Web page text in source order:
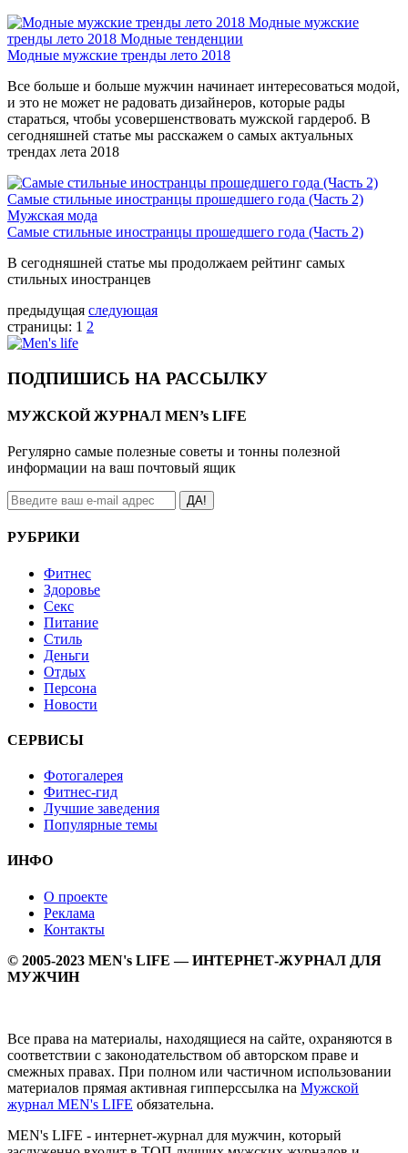
Модные мужские
тренды лето 2018 Модные тенденции
Модные мужские тренды лето 2018
Все больше и больше мужчин начинает интересоваться модой,
и это не может не радовать дизайнеров, которые рады
стараться, чтобы усовершенствовать мужской гардероб. В
сегодняшней статье мы расскажем о самых актуальных
трендах лета 2018
Самые стильные иностранцы прошедшего года (Часть 2)
Мужская мода
Самые стильные иностранцы прошедшего года (Часть 2)
В сегодняшней статье мы продолжаем рейтинг самых
стильных иностранцев
предыдущая следующая
страницы: 1 2
ПОДПИШИСЬ НА РАССЫЛКУ
МУЖСКОЙ ЖУРНАЛ MEN’s LIFE
Регулярно самые полезные советы и тонны полезной
информации на ваш почтовый ящик
ДА!
РУБРИКИ
Фитнес
Здоровье
Секс
Питание
Стиль
Деньги
Отдых
Персона
Новости
СЕРВИСЫ
Фотогалерея
Фитнес-гид
Лучшие заведения
Популярные темы
ИНФО
О проекте
Реклама
Контакты
© 2005-2023 MEN's LIFE — ИНТЕРНЕТ-ЖУРНАЛ ДЛЯ
МУЖЧИН
Все права на материалы, находящиеся на сайте, охраняются в
соответствии с законодательством об авторском праве и
смежных правах. При полном или частичном использовании
материалов прямая активная гипперссылка на Мужской
журнал MEN's LIFE обязательна.
MEN's LIFE - интернет-журнал для мужчин, который